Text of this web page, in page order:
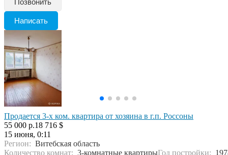
Позвонить
Написать
Продается 3-х ком. квартира от хозяина в г.п. Россоны
55 000 р.18 716 $
15 июня, 0:11
Регион: Витебская область
Количество комнат: 3-комнатные квартирыГод постройки: